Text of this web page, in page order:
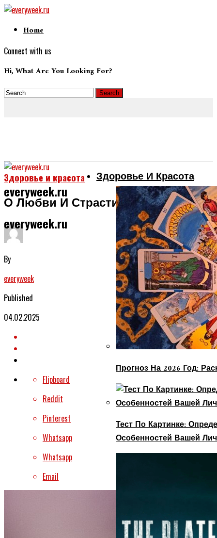
Home
Connect with us
Hi, What Are You Looking For?
everyweek.ru
everyweek.ru
Здоровье И Красота
Прогноз На 2026 Год:
Тест По Картинке:
Особенностей Вашей
Здоровье и красота
О Любви И Страсти: В Чем Разница
By
everyweek
Published
04.02.2025
Flipboard
Reddit
Pinterest
Whatsapp
Whatsapp
Email